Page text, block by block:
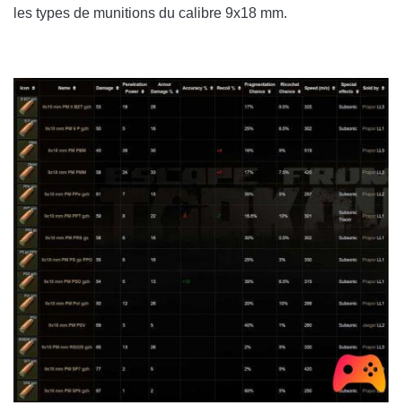
les types de munitions du calibre 9x18 mm.